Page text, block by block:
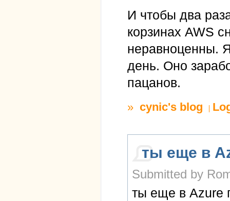
И чтобы два
корзинах AWS
неравноценны.
день. Оно
пацанов.
» cynic's blog
ты еще в
Submitted by
ты еще в Azure